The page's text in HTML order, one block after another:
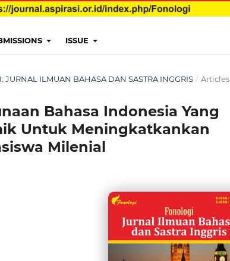
ISSUE
JURNAL ILMUAN BAHASA DAN SASTRA INGGRIS / Articles
Bahasa Indonesia Yang
Untuk Meningkatkankan
Milenial